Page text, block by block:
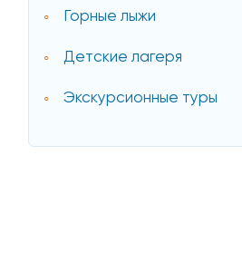
Горные лыжи
Детские лагеря
Экскурсионные туры